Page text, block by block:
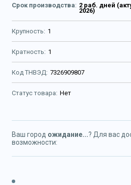
Срок производства 2 раб. дней
2026)
Крупность 1
Кратность 1
Код ТНВЭД 7326909807
Статус товара Нет
Ваш город ожидание...? Для вас
возможности: